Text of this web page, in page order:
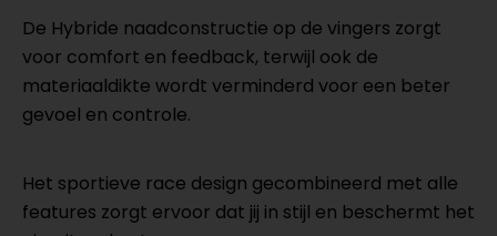
De Hybride naadconstructie op de vingers zorgt
voor comfort en feedback, terwijl ook de
materiaaldikte wordt verminderd voor een beter
gevoel en controle.
Het sportieve race design gecombineerd met alle
features zorgt ervoor dat jij in stijl en beschermt het